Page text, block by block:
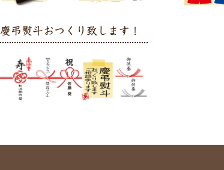
慶弔熨斗おつくり致します！